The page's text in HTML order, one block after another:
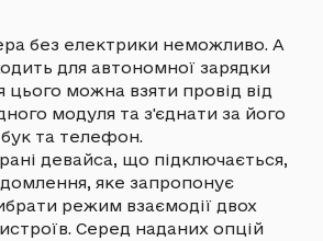
без електрики неможливо. А
для автономної зарядки
цього можна взяти провід від
модуля та з'єднати за його
та телефон.
девайса, що підключається,
яке запропонує
режим взаємодії двох
Серед наданих опцій